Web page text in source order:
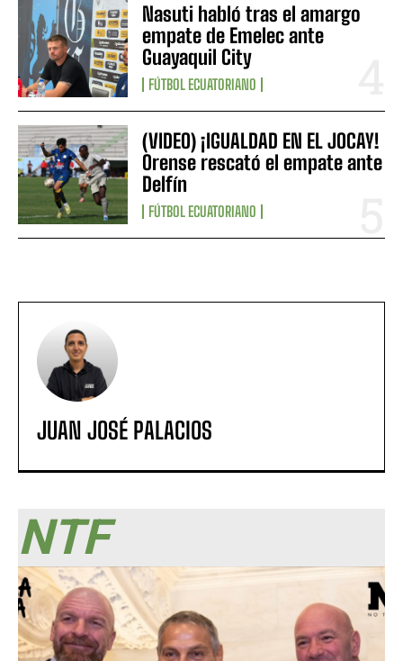
Nasuti habló tras el amargo
empate de Emelec ante
Guayaquil City
FÚTBOL ECUATORIANO
(VIDEO) ¡IGUALDAD EN EL JOCAY!
Orense rescató el empate ante
Delfín
FÚTBOL ECUATORIANO
JUAN JOSÉ PALACIOS
NTF